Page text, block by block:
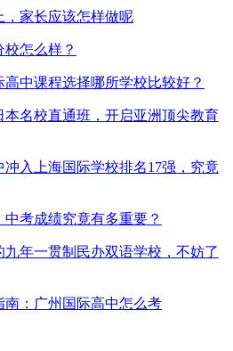
，家长应该怎样做呢
怎么样？
中课程选择哪所学校比较好？
本名校直通班，开启亚洲顶尖教育
入上海国际学校排名17强，究竟
考成绩究竟有多重要？
年一贯制民办双语学校，不妨了
南：广州国际高中怎么考